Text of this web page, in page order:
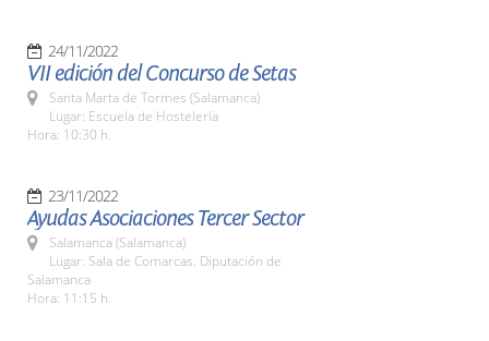
24/11/2022
VII edición del Concurso de Setas
Santa Marta de Tormes (Salamanca)
Lugar: Escuela de Hostelería
Hora: 10:30 h.
23/11/2022
Ayudas Asociaciones Tercer Sector
Salamanca (Salamanca)
Lugar: Sala de Comarcas. Diputación de
Salamanca
Hora: 11:15 h.